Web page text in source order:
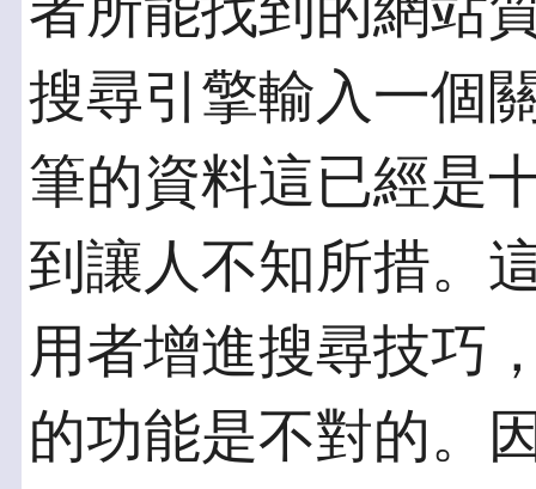
搜尋引擎輸入一個
筆的資料這已經是
到讓人不知所措。
用者增進搜尋技巧
的功能是不對的。